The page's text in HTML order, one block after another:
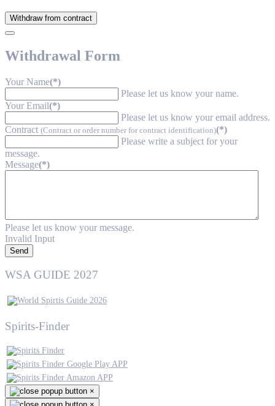
Withdraw from contract
Withdrawal Form
Your Name(*)
Please let us know your name.
Your Email(*)
Please let us know your email address.
Contract (Contract or order number for contract identification)(*)
Please write a subject for your
message.
Message(*)
Please let us know your message.
Invalid Input
Send
WSA GUIDE 2027
Spirits-Finder
×